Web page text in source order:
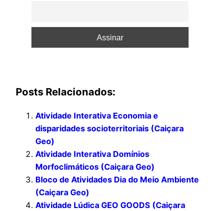
Posts Relacionados:
Atividade Interativa Economia e
disparidades socioterritoriais (Caiçara
Geo)
Atividade Interativa Domínios
Morfoclimáticos (Caiçara Geo)
Bloco de Atividades Dia do Meio Ambiente
(Caiçara Geo)
Atividade Lúdica GEO GOODS (Caiçara